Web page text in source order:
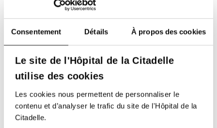
Consentement Détails À propos des cookies
Le site de l'Hôpital de la Citadelle
utilise des cookies
Les cookies nous permettent de personnaliser le
contenu et d’analyser le trafic du site de l'Hôpital de la
Citadelle.
Document
1 seul fichier.
Limité à 10 Mo.